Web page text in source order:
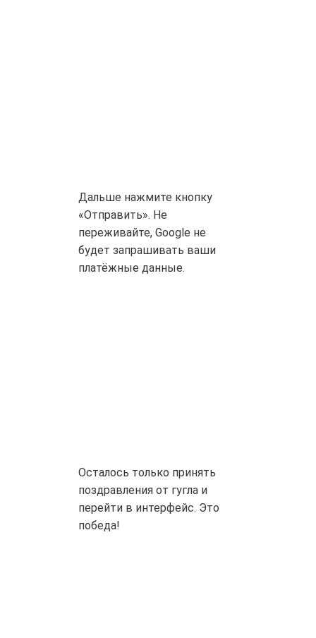
Дальше нажмите кнопку
«Отправить». Не
переживайте, Google не
будет запрашивать ваши
платёжные данные.
Осталось только принять
поздравления от гугла и
перейти в интерфейс. Это
победа!